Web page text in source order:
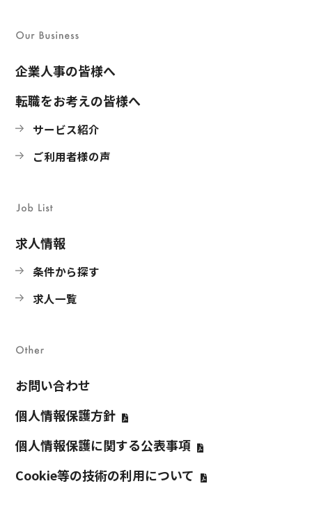
企業人事の皆様へ
転職をお考えの皆様へ
サービス紹介
ご利用者様の声
求人情報
条件から探す
求人一覧
お問い合わせ
個人情報保護方針
個人情報保護に関する公表事項
Cookie等の技術の利⽤について